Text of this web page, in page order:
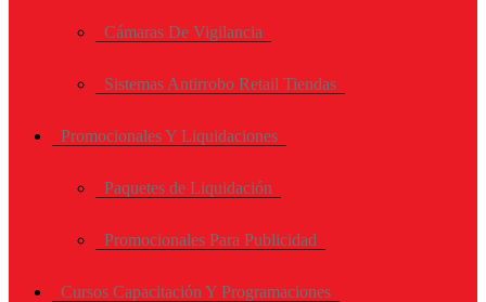
Cámaras De Vigilancia
Sistemas Antirrobo Retail Tiendas
Promocionales Y Liquidaciones
Paquetes de Liquidación
Promocionales Para Publicidad
Cursos Capacitación Y Programaciones